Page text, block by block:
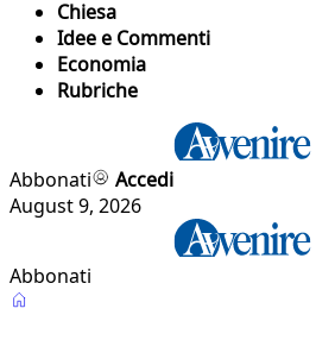
Chiesa
Idee e Commenti
Economia
Rubriche
Abbonati
Accedi
August 9, 2026
Abbonati